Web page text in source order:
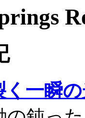
く一瞬